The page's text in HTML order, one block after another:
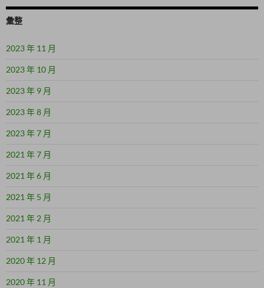
彙整
2023 年 11 月
2023 年 10 月
2023 年 9 月
2023 年 8 月
2023 年 7 月
2021 年 7 月
2021 年 6 月
2021 年 5 月
2021 年 2 月
2021 年 1 月
2020 年 12 月
2020 年 11 月